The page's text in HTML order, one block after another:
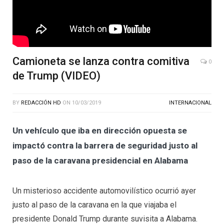
Camioneta se lanza contra comitiva
de Trump (VIDEO)
0
BY REDACCIÓN HD ON 10/03/2019 INTERNACIONAL
Un vehículo que iba en dirección opuesta se
impactó contra la barrera de seguridad justo al
paso de la caravana presidencial en Alabama
Un misterioso accidente automovilístico ocurrió ayer
justo al paso de la caravana en la que viajaba el
presidente Donald Trump durante suvisita a Alabama.